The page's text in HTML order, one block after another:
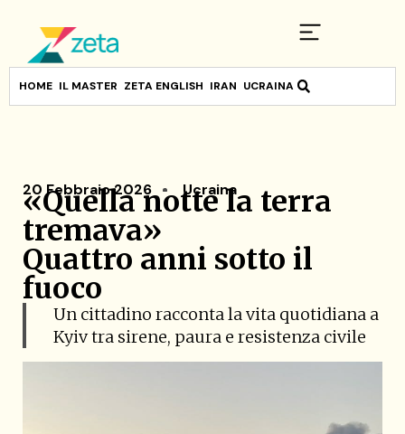
HOME IL MASTER ZETA ENGLISH IRAN UCRAINA
20 Febbraio 2026 Ucraina
«Quella notte la terra
tremava»
Quattro anni sotto il
fuoco
Un cittadino racconta la vita quotidiana a
Kyiv tra sirene, paura e resistenza civile